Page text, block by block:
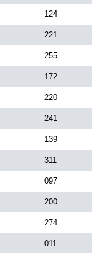
124
221
255
172
220
241
139
311
097
200
274
011